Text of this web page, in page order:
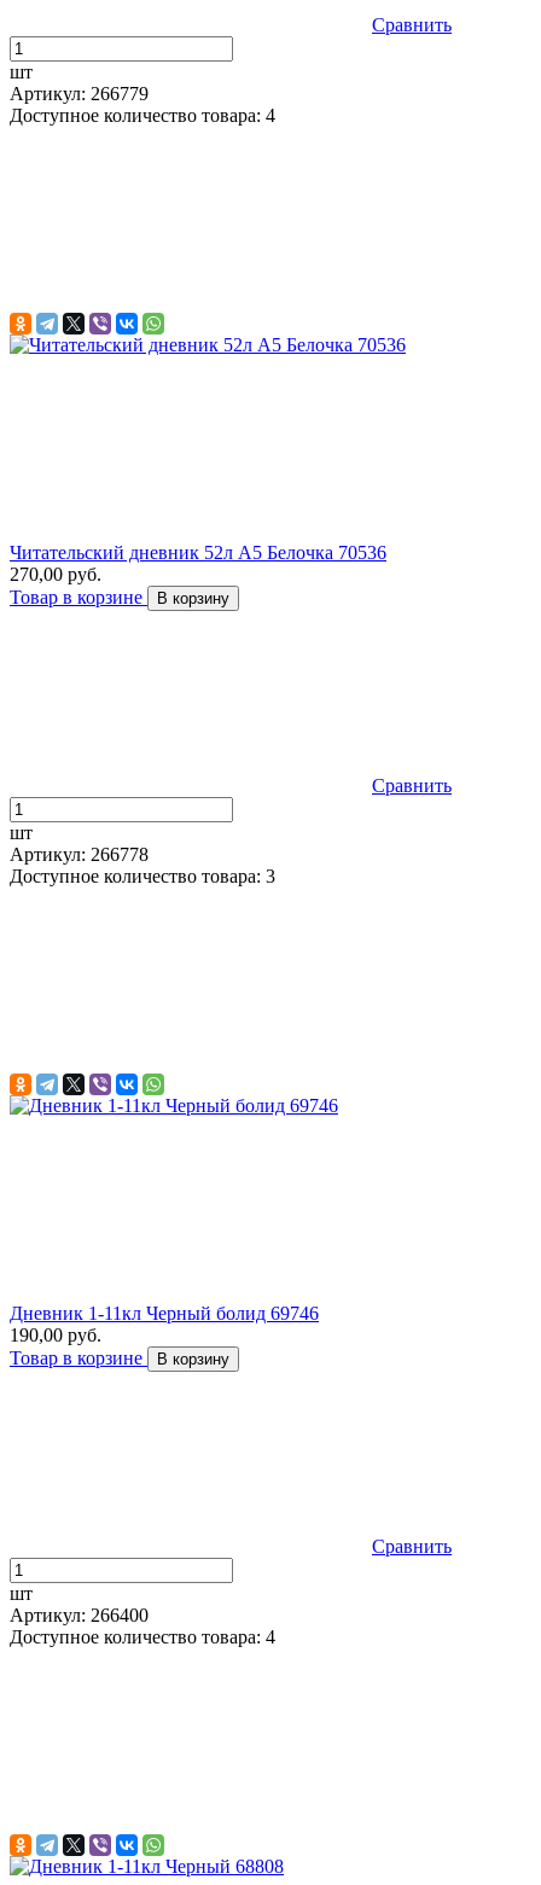
Сравнить
шт
Артикул: 266779
Доступное количество товара: 4
Читательский дневник 52л А5 Белочка 70536
270,00 руб.
Товар в корзине
В корзину
Сравнить
шт
Артикул: 266778
Доступное количество товара: 3
Дневник 1-11кл Черный болид 69746
190,00 руб.
Товар в корзине
В корзину
Сравнить
шт
Артикул: 266400
Доступное количество товара: 4